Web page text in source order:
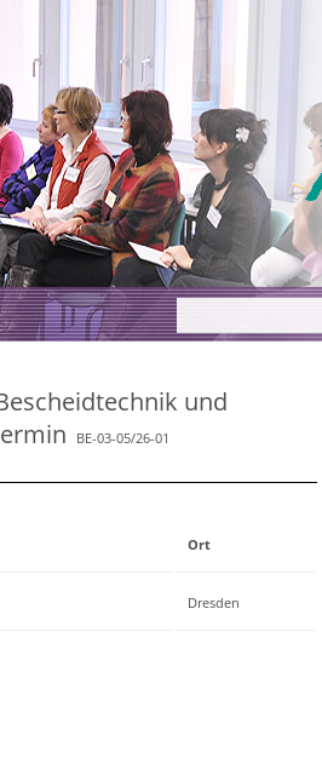
und
BE-03-05/26-01
Ort
Dresden